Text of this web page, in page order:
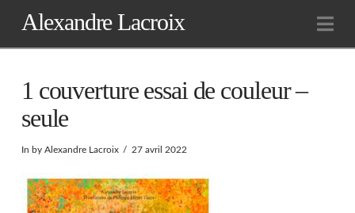
Alexandre Lacroix
1 couverture essai de couleur –
seule
In by Alexandre Lacroix 27 avril 2022